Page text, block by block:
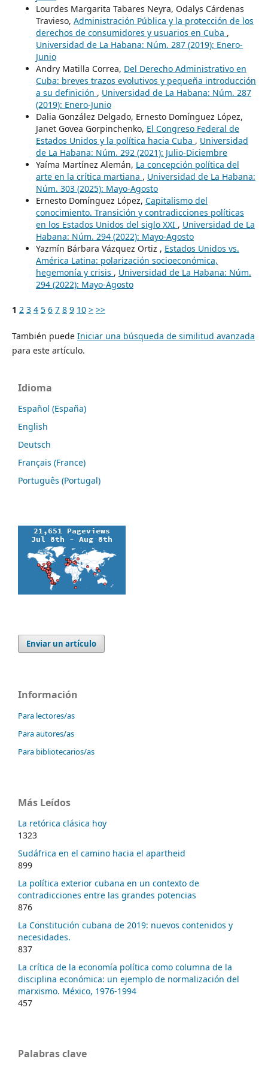
Lourdes Margarita Tabares Neyra, Odalys Cárdenas
Travieso, Administración Pública y la protección de los
derechos de consumidores y usuarios en Cuba ,
Universidad de La Habana: Núm. 287 (2019): Enero-
Junio
Andry Matilla Correa, Del Derecho Administrativo en
Cuba: breves trazos evolutivos y pequeña introducción
a su definición , Universidad de La Habana: Núm. 287
(2019): Enero-Junio
Dalia González Delgado, Ernesto Domínguez López,
Janet Govea Gorpinchenko, El Congreso Federal de
Estados Unidos y la política hacia Cuba , Universidad
de La Habana: Núm. 292 (2021): Julio-Diciembre
Yaíma Martínez Alemán, La concepción política del
arte en la crítica martiana , Universidad de La Habana:
Núm. 303 (2025): Mayo-Agosto
Ernesto Domínguez López, Capitalismo del
conocimiento. Transición y contradicciones políticas
en los Estados Unidos del siglo XXI , Universidad de La
Habana: Núm. 294 (2022): Mayo-Agosto
Yazmín Bárbara Vázquez Ortiz , Estados Unidos vs.
América Latina: polarización socioeconómica,
hegemonía y crisis , Universidad de La Habana: Núm.
294 (2022): Mayo-Agosto
1 2 3 4 5 6 7 8 9 10 > >>
También puede Iniciar una búsqueda de similitud avanzada
para este artículo.
Idioma
Español (España)
English
Deutsch
Français (France)
Português (Portugal)
Enviar un artículo
Información
Para lectores/as
Para autores/as
Para bibliotecarios/as
Más Leídos
La retórica clásica hoy
1323
Sudáfrica en el camino hacia el apartheid
899
La política exterior cubana en un contexto de
contradicciones entre las grandes potencias
876
La Constitución cubana de 2019: nuevos contenidos y
necesidades.
837
La crítica de la economía política como columna de la
disciplina económica: un ejemplo de normalización del
marxismo. México, 1976-1994
457
Palabras clave